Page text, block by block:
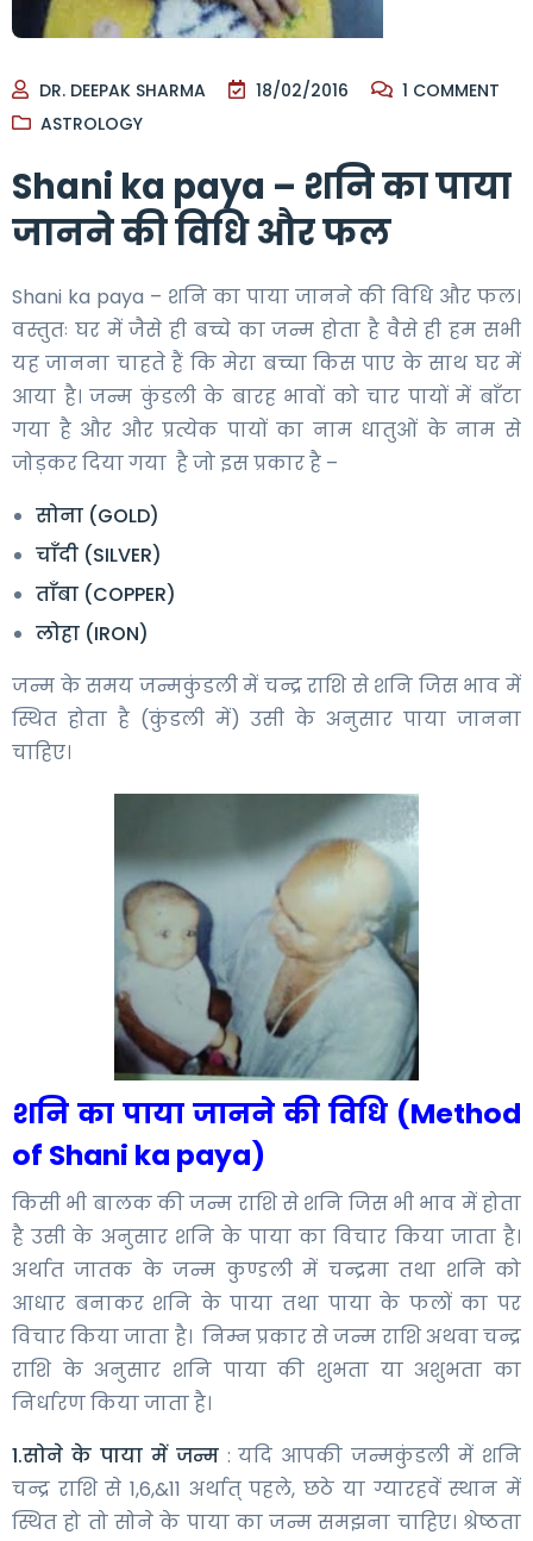
DR. DEEPAK SHARMA 18/02/2016 1 COMMENT
ASTROLOGY
Shani ka paya – शनि का पाया
जानने की विधि और फल
Shani ka paya – शनि का पाया जानने की विधि और फल।
वस्तुतः घर में जैसे ही बच्चे का जन्म होता है वैसे ही हम सभी
यह जानना चाहते हैं कि मेरा बच्चा किस पाए के साथ घर में
आया है। जन्म कुंडली के बारह भावों को चार पायों में बाँटा
गया है और और प्रत्येक पायों का नाम धातुओं के नाम से
जोड़कर दिया गया है जो इस प्रकार है –
सोना (GOLD)
चाँदी (SILVER)
ताँबा (COPPER)
लोहा (IRON)
जन्म के समय जन्मकुंडली में चन्द्र राशि से शनि जिस भाव में
स्थित होता है (कुंडली में) उसी के अनुसार पाया जानना
चाहिए।
शनि का पाया जानने की विधि (Method
of Shani ka paya)
किसी भी बालक की जन्म राशि से शनि जिस भी भाव में होता
है उसी के अनुसार शनि के पाया का विचार किया जाता है।
अर्थात जातक के जन्म कुण्डली में चन्द्रमा तथा शनि को
आधार बनाकर शनि के पाया तथा पाया के फलों का पर
विचार किया जाता है। निम्न प्रकार से जन्म राशि अथवा चन्द्र
राशि के अनुसार शनि पाया की शुभता या अशुभता का
निर्धारण किया जाता है।
1.सोने के पाया में जन्म : यदि आपकी जन्मकुंडली में शनि
चन्द्र राशि से 1,6,&11 अर्थात् पहले, छठे या ग्यारहवें स्थान में
स्थित हो तो सोने के पाया का जन्म समझना चाहिए। श्रेष्ठता